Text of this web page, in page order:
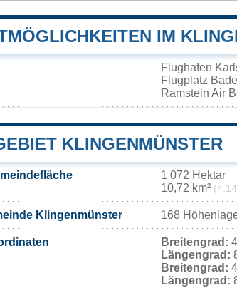
IM
Flughafen
Flugplatz
Ramstein Air
KLINGENMÜNSTER
1 072 Hektar
10,72 km²
Klingenmünster 168
Breitengrad:
Längengrad:
Breitengrad:
Längengrad: